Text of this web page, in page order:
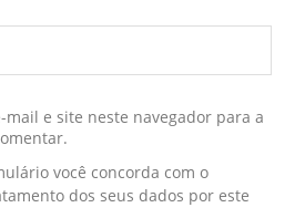
mail e site neste navegador para a
você concorda com o
dos seus dados por este